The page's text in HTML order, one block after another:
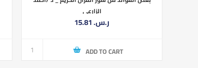
الزارعي
15.81 ر.س.‏
ADD TO CART